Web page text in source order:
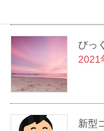
びっ
2021
新型